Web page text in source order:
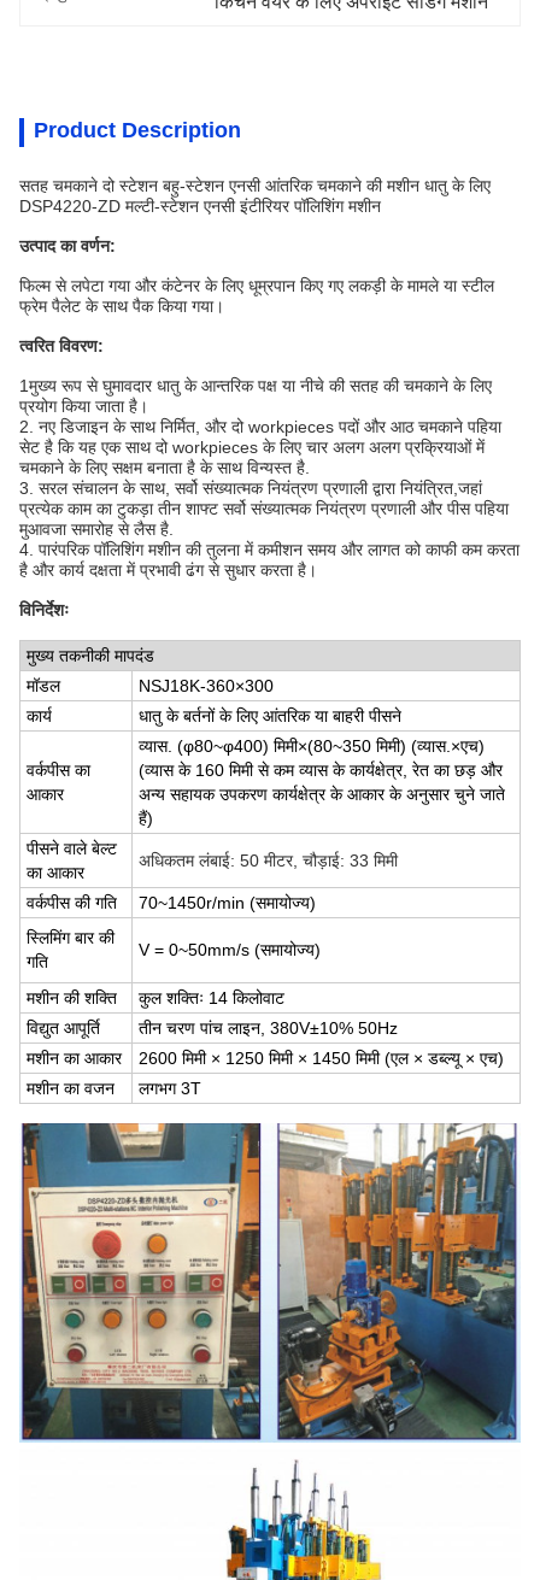
Product Description
सतह चमकाने दो स्टेशन बहु-स्टेशन एनसी आंतरिक चमकाने की मशीन धातु के लिए
DSP4220-ZD मल्टी-स्टेशन एनसी इंटीरियर पॉलिशिंग मशीन
उत्पाद का वर्णन:
फिल्म से लपेटा गया और कंटेनर के लिए धूम्रपान किए गए लकड़ी के मामले या स्टील
फ्रेम पैलेट के साथ पैक किया गया।
त्वरित विवरण:
1मुख्य रूप से घुमावदार धातु के आन्तरिक पक्ष या नीचे की सतह की चमकाने के लिए
प्रयोग किया जाता है।
2. नए डिजाइन के साथ निर्मित, और दो workpieces पदों और आठ चमकाने पहिया
सेट है कि यह एक साथ दो workpieces के लिए चार अलग अलग प्रक्रियाओं में
चमकाने के लिए सक्षम बनाता है के साथ विन्यस्त है.
3. सरल संचालन के साथ, सर्वो संख्यात्मक नियंत्रण प्रणाली द्वारा नियंत्रित,जहां
प्रत्येक काम का टुकड़ा तीन शाफ्ट सर्वो संख्यात्मक नियंत्रण प्रणाली और पीस पहिया
मुआवजा समारोह से लैस है.
4. पारंपरिक पॉलिशिंग मशीन की तुलना में कमीशन समय और लागत को काफी कम करता
है और कार्य दक्षता में प्रभावी ढंग से सुधार करता है।
विनिर्देशः
मुख्य तकनीकी मापदंड
मॉडल
NSJ18K-360×300
कार्य
धातु के बर्तनों के लिए आंतरिक या बाहरी पीसने
वर्कपीस का
आकार
व्यास. (φ80~φ400) मिमी×(80~350 मिमी) (व्यास.×एच)
(व्यास के 160 मिमी से कम व्यास के कार्यक्षेत्र, रेत का छड़ और
अन्य सहायक उपकरण कार्यक्षेत्र के आकार के अनुसार चुने जाते
हैं)
पीसने वाले बेल्ट
का आकार
अधिकतम लंबाई: 50 मीटर, चौड़ाई: 33 मिमी
वर्कपीस की गति
70~1450r/min (समायोज्य)
स्लिमिंग बार की
गति
V = 0~50mm/s (समायोज्य)
मशीन की शक्ति
कुल शक्तिः 14 किलोवाट
विद्युत आपूर्ति
तीन चरण पांच लाइन, 380V±10% 50Hz
मशीन का आकार
2600 मिमी × 1250 मिमी × 1450 मिमी (एल × डब्ल्यू × एच)
मशीन का वजन
लगभग 3T